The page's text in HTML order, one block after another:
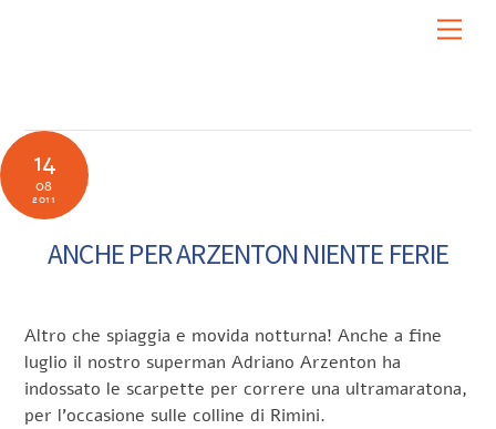
14
08
2011
ANCHE PER ARZENTON NIENTE FERIE
Altro che spiaggia e movida notturna! Anche a fine
luglio il nostro superman Adriano Arzenton ha
indossato le scarpette per correre una ultramaratona,
per l’occasione sulle colline di Rimini.